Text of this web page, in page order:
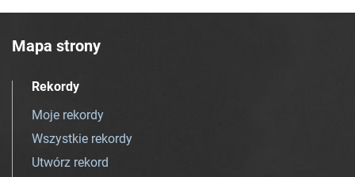
Mapa strony
Rekordy
Moje rekordy
Wszystkie rekordy
Utwórz rekord